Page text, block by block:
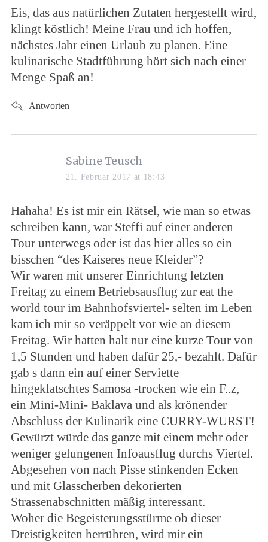
s
:
Eis, das aus natürlichen Zutaten hergestellt wird,
klingt köstlich! Meine Frau und ich hoffen,
nächstes Jahr einen Urlaub zu planen. Eine
kulinarische Stadtführung hört sich nach einer
Menge Spaß an!
Antworten
s
a
s
:
Sabine Teusch
21. Februar 2017 at 18:43
Hahaha! Es ist mir ein Rätsel, wie man so etwas
schreiben kann, war Steffi auf einer anderen
Tour unterwegs oder ist das hier alles so ein
bisschen “des Kaiseres neue Kleider”?
Wir waren mit unserer Einrichtung letzten
Freitag zu einem Betriebsausflug zur eat the
world tour im Bahnhofsviertel- selten im Leben
kam ich mir so veräppelt vor wie an diesem
Freitag. Wir hatten halt nur eine kurze Tour von
1,5 Stunden und haben dafür 25,- bezahlt. Dafür
gab s dann ein auf einer Serviette
hingeklatschtes Samosa -trocken wie ein F..z,
ein Mini-Mini- Baklava und als krönender
Abschluss der Kulinarik eine CURRY-WURST!
Gewürzt würde das ganze mit einem mehr oder
weniger gelungenen Infoausflug durchs Viertel.
Abgesehen von nach Pisse stinkenden Ecken
und mit Glasscherben dekorierten
Strassenabschnitten mäßig interessant.
Woher die Begeisterungsstürme ob dieser
Dreistigkeiten herrühren, wird mir ein